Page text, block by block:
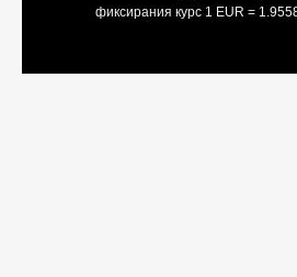
фиксирания курс 1 EUR =